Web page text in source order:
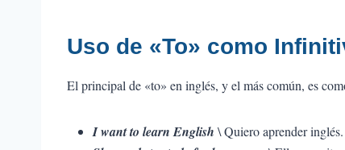
Uso de «To» como
El principal de «to» en inglés, y el más común, es
I want to learn English \ Quiero aprender inglés.